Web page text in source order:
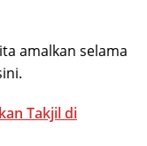
amalkan selama
Takjil di